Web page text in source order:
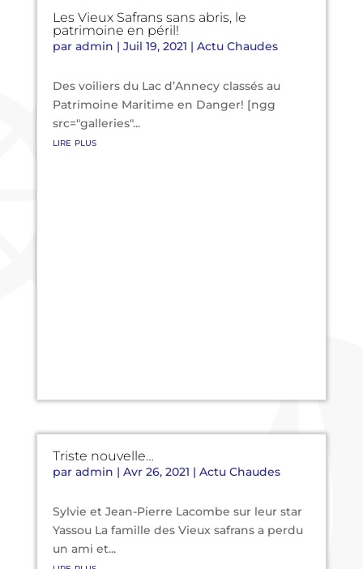
Les Vieux Safrans sans abris, le
patrimoine en péril!
par admin | Juil 19, 2021 | Actu Chaudes
Des voiliers du Lac d’Annecy classés au
Patrimoine Maritime en Danger! [ngg
src="galleries"...
lire plus
Triste nouvelle…
par admin | Avr 26, 2021 | Actu Chaudes
Sylvie et Jean-Pierre Lacombe sur leur star
Yassou La famille des Vieux safrans a perdu
un ami et...